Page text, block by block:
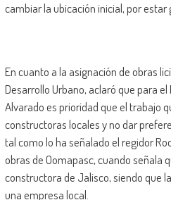
cambiar la ubicación inicial, por
En cuanto a la asignación de obras
Desarrollo Urbano, aclaró que para
Alvarado es prioridad que el trabajo
constructoras locales y no dar
tal como lo ha señalado el regidor
obras de Oomapasc, cuando señala
constructora de Jalisco, siendo que
una empresa local.